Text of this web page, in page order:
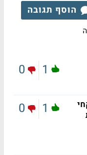
הוסף תגובה
1
0
1
0